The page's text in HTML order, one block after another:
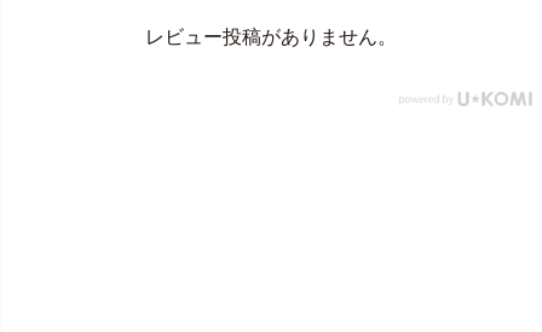
レビュー投稿がありません。